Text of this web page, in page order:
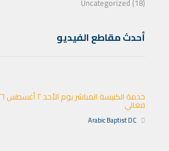
Uncategorized (18)
أحدث مقاطع الفيديو
فغالي
Arabic Baptist DC